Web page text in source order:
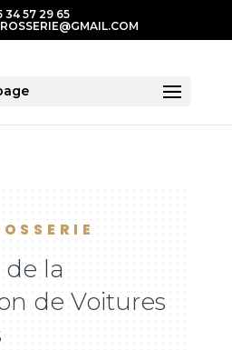
34 57 29 65
de la
de Voitures